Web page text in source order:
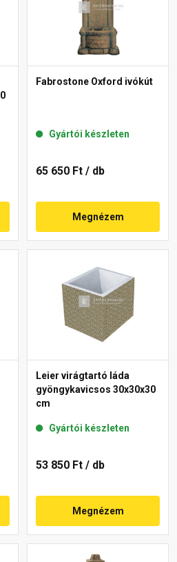
Fabrostone Oxford ivókút
Gyártói készleten
65 650 Ft / db
Megnézem
Leier virágtartó láda
gyöngykavicsos 30x30x30
cm
Gyártói készleten
53 850 Ft / db
Megnézem